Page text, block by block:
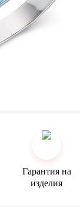
Гарантия на
изделия